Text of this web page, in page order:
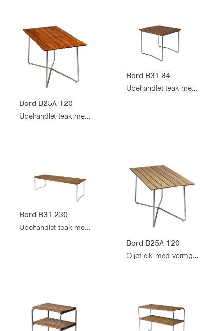
Bord B25A 120
Ubehandlet teak med varmgalvanisert stativ
Bord B31 84
Ubehandlet teak med varmgalvanisert stativ
Bord B31 230
Ubehandlet teak med varmgalvanisert stativ
Bord B25A 120
Oljet eik med varmgalvanisert stativ